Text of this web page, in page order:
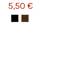
5,50 €